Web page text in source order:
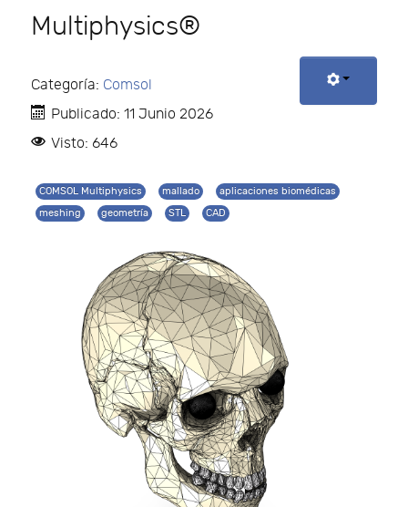
Multiphysics®
Categoría: Comsol
Publicado: 11 Junio 2026
Visto: 646
COMSOL Multiphysics mallado
aplicaciones biomédicas
meshing
geometría STL CAD